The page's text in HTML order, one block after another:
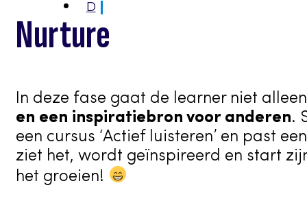
D
Nurture
In deze fase gaat de learner niet
en een inspiratiebron voor anderen.
een cursus ‘Actief luisteren’ en past
ziet het, wordt geïnspireerd en start
het groeien!